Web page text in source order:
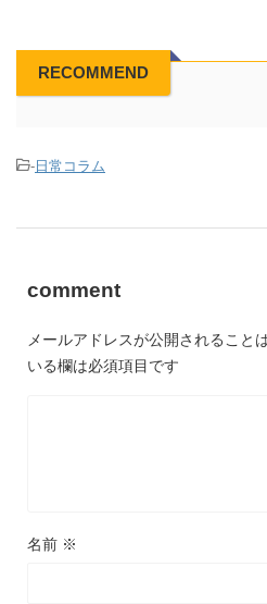
RECOMMEND
-日常コラム
comment
メールアドレスが公開されること
いる欄は必須項目です
名前 ※